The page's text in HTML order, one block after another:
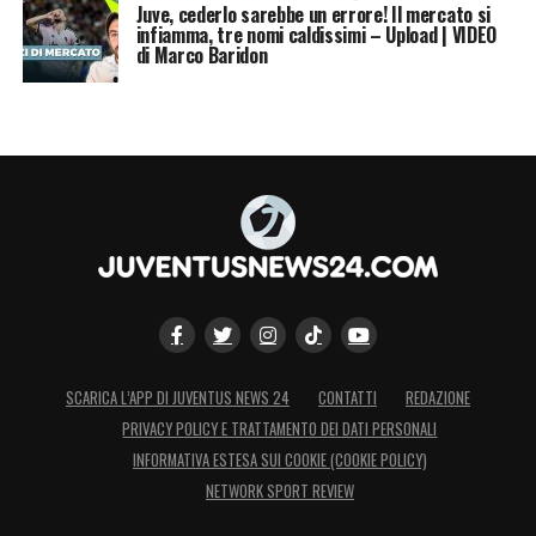
Juve, cederlo sarebbe un errore! Il mercato si
infiamma, tre nomi caldissimi – Upload | VIDEO
di Marco Baridon
SCARICA L’APP DI JUVENTUS NEWS 24 CONTATTI
REDAZIONE
PRIVACY POLICY E TRATTAMENTO DEI DATI PERSONALI
INFORMATIVA ESTESA SUI COOKIE (COOKIE POLICY)
NETWORK SPORT REVIEW